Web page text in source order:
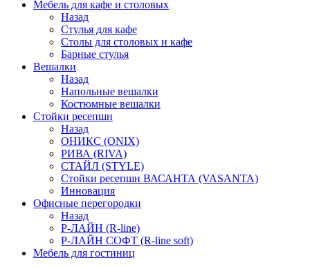
Мебель для кафе и столовых
Назад
Стулья для кафе
Столы для столовых и кафе
Барные стулья
Вешалки
Назад
Напольные вешалки
Костюмные вешалки
Стойки ресепшн
Назад
ОНИКС (ONIX)
РИВА (RIVA)
СТАЙЛ (STYLE)
Стойки ресепшн ВАСАНТА (VASANTA)
Инновация
Офисные перегородки
Назад
Р-ЛАЙН (R-line)
Р-ЛАЙН СОФТ (R-line soft)
Мебель для гостиниц